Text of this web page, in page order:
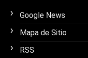
Google News
Mapa de Sitio
RSS